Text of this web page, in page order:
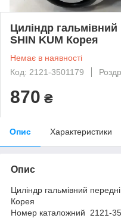
Циліндр
SHIN KUM Корея
Немає в наявності
Код: 2121-3501179
870 ₴
Опис Характеристики
Опис
Циліндр гальмівний
Корея
Номер каталожний 2121-